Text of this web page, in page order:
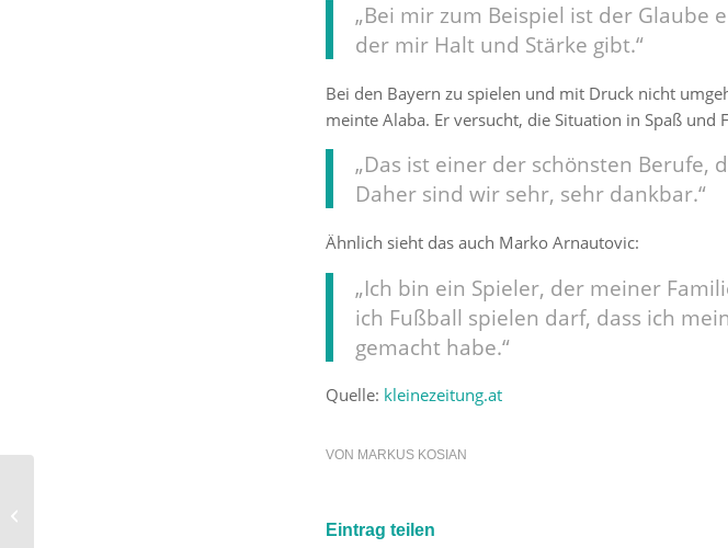
„Bei mir zum Beispiel ist der Glaube
der mir Halt und Stärke gibt.“
Bei den Bayern zu spielen und mit Druck nicht
meinte Alaba. Er versucht, die Situation in Spaß und
„Das ist einer der schönsten Berufe,
Daher sind wir sehr, sehr dankbar.“
Ähnlich sieht das auch Marko Arnautovic:
„Ich bin ein Spieler, der meiner
ich Fußball spielen darf, dass ich
gemacht habe.“
Quelle: kleinezeitung.at
VON MARKUS KOSIAN
Eintrag teilen